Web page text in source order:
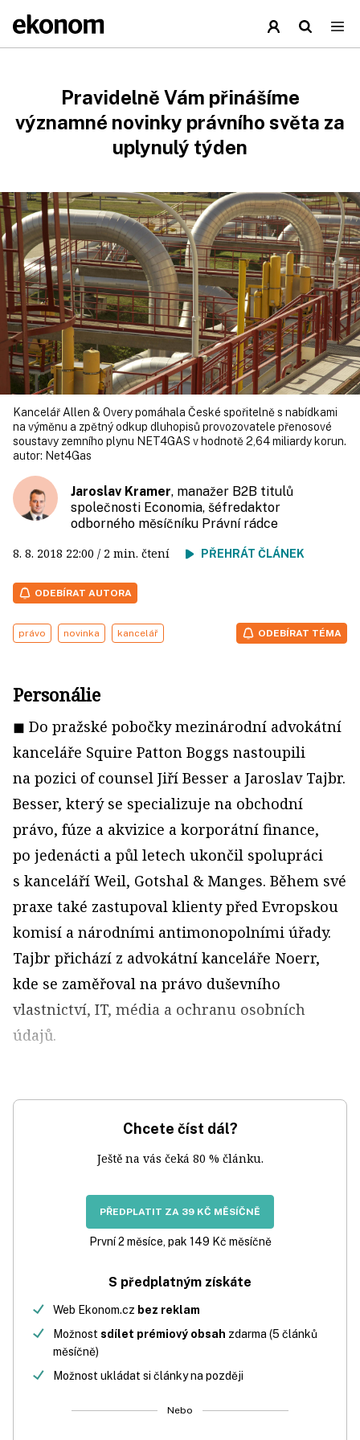
Pravidelně Vám přinášíme
významné novinky právního světa za
uplynulý týden
Kancelář Allen & Overy pomáhala České spořitelně s nabídkami
na výměnu a zpětný odkup dluhopisů provozovatele přenosové
soustavy zemního plynu NET4GAS v hodnotě 2,64 miliardy korun.
autor: Net4Gas
Jaroslav Kramer, manažer B2B titulů
společnosti Economia, šéfredaktor
odborného měsíčníku Právní rádce
8. 8. 2018 22:00 / 2 min. čtení PŘEHRÁT ČLÁNEK
ODEBÍRAT AUTORA
právo novinka kancelář ODEBÍRAT TÉMA
Personálie
◼ Do pražské pobočky mezinárodní advokátní
kanceláře Squire Patton Boggs nastoupili
na pozici of counsel Jiří Besser a Jaroslav Tajbr.
Besser, který se specializuje na obchodní
právo, fúze a akvizice a korporátní finance,
po jedenácti a půl letech ukončil spolupráci
s kanceláří Weil, Gotshal & Manges. Během své
praxe také zastupoval klienty před Evropskou
komisí a národními antimonopolními úřady.
Tajbr přichází z advokátní kanceláře Noerr,
kde se zaměřoval na právo duševního
vlastnictví, IT, média a ochranu osobních
údajů.
Chcete číst dál?
Ještě na vás čeká 80 % článku.
PŘEDPLATIT ZA 39 KČ MĚSÍČNĚ
První 2 měsíce, pak 149 Kč měsíčně
S předplatným získáte
Web Ekonom.cz bez reklam
Možnost sdílet prémiový obsah zdarma (5 článků
měsíčně)
Možnost ukládat si články na později
Nebo